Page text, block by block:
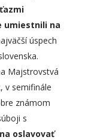
umiestnili na
úspech
Majstrovstvá
v semifinále
známom
s
oslavovať